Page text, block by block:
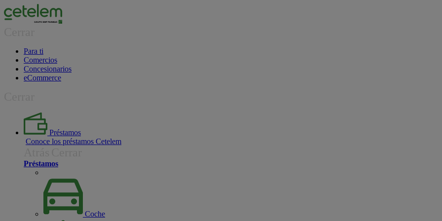
Para ti
Comercios
Concesionarios
eCommerce
Préstamos
Conoce los préstamos Cetelem
Préstamos
Coche